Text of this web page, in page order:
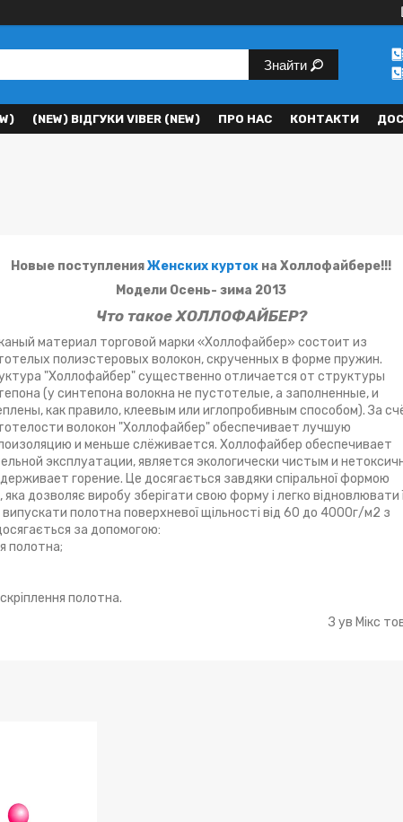
Знайти
(NEW) ВІДГУКИ VIBER (NEW) ПРО НАС КОНТАКТИ
Новые поступленияЖенских курток на Холлофайбере!!!
Модели Осень- зима 2013
Что такоеХОЛЛОФАЙБЕР?
материал торговой марки «Холлофайбер» состоит из
полиэстеровых волокон, скрученных в форме пружин.
"Холлофайбер" существенно отличается от структуры
(у синтепона волокна не пустотелые, а заполненные, и
как правило, клеевым или иглопробивным способом). За
волокон "Холлофайбер" обеспечивает лучшую
и меньше слёживается. Холлофайбер обеспечивает
эксплуатации, является экологически чистым и
горение. Це досягається завдяки спіральної формою
дозволяє виробу зберігати свою форму і легко відновлювати
полотна поверхневої щільності від 60 до 4000г/м2 з
за допомогою:
полотна;
полотна.
З ув Мікс